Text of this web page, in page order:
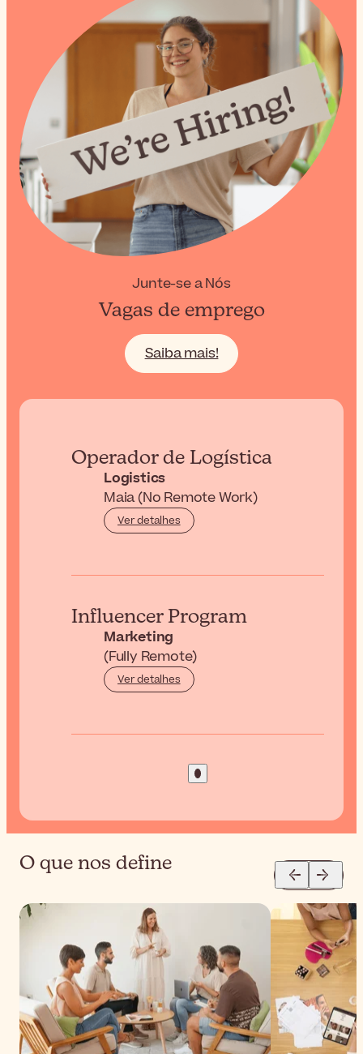
Junte-se a Nós
Vagas de emprego
Saiba mais!
Operador de Logística
Logistics
Maia (No Remote Work)
Ver detalhes
Influencer Program
Marketing
(Fully Remote)
Ver detalhes
O que nos define